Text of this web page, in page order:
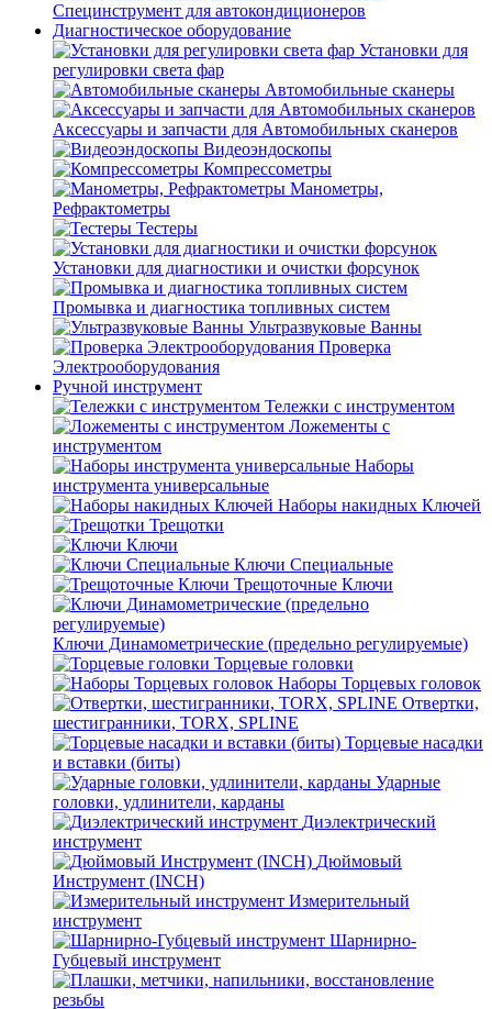
Специнструмент для автокондиционеров
Диагностическое оборудование
Установки для
регулировки света фар
Автомобильные сканеры
Аксессуары и запчасти для Автомобильных сканеров
Видеоэндоскопы
Компрессометры
Манометры,
Рефрактометры
Тестеры
Установки для диагностики и очистки форсунок
Промывка и диагностика топливных систем
Ультразвуковые Ванны
Проверка
Электрооборудования
Ручной инструмент
Тележки с инструментом
Ложементы с
инструментом
Наборы
инструмента универсальные
Наборы накидных Ключей
Трещотки
Ключи
Ключи Специальные
Трещоточные Ключи
Ключи Динамометрические (предельно регулируемые)
Торцевые головки
Наборы Торцевых головок
Отвертки,
шестигранники, TORX, SPLINE
Торцевые насадки
и вставки (биты)
Ударные
головки, удлинители, карданы
Диэлектрический
инструмент
Дюймовый
Инструмент (INCH)
Измерительный
инструмент
Шарнирно-
Губцевый инструмент